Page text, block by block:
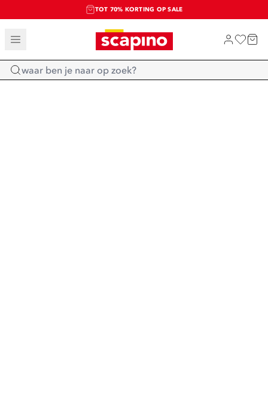
TOT 70% KORTING OP SALE
SALE: LAATSTE KANS!
SHOP NIEUW
Home